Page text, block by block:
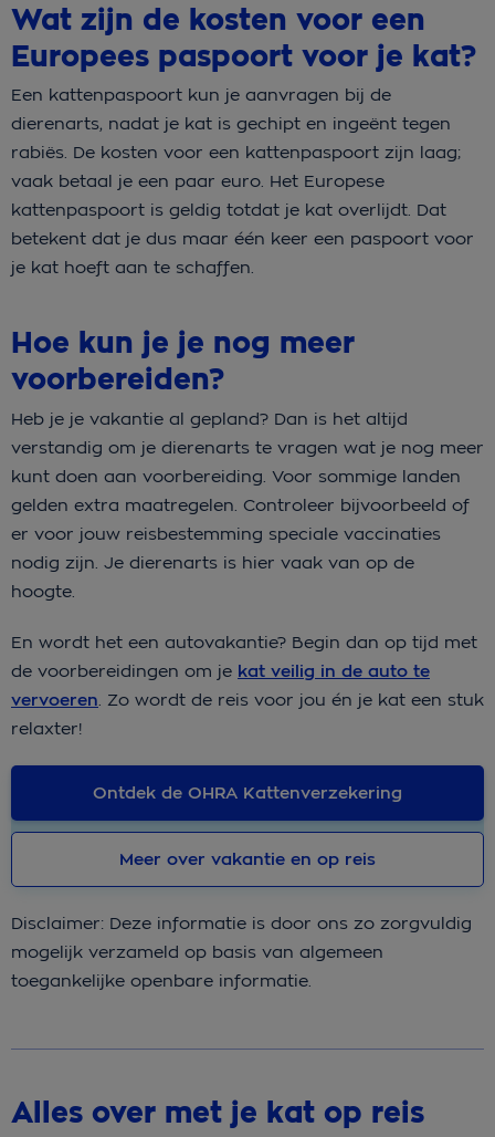
Wat zijn de kosten voor een
Europees paspoort voor je kat?
Een kattenpaspoort kun je aanvragen bij de
dierenarts, nadat je kat is gechipt en ingeënt tegen
rabiës. De kosten voor een kattenpaspoort zijn laag;
vaak betaal je een paar euro. Het Europese
kattenpaspoort is geldig totdat je kat overlijdt. Dat
betekent dat je dus maar één keer een paspoort voor
je kat hoeft aan te schaffen.
Hoe kun je je nog meer
voorbereiden?
Heb je je vakantie al gepland? Dan is het altijd
verstandig om je dierenarts te vragen wat je nog meer
kunt doen aan voorbereiding. Voor sommige landen
gelden extra maatregelen. Controleer bijvoorbeeld of
er voor jouw reisbestemming speciale vaccinaties
nodig zijn. Je dierenarts is hier vaak van op de
hoogte.
En wordt het een autovakantie? Begin dan op tijd met
de voorbereidingen om je kat veilig in de auto te
vervoeren . Zo wordt de reis voor jou én je kat een stuk
relaxter!
Ontdek de OHRA Kattenverzekering
Meer over vakantie en op reis
Disclaimer: Deze informatie is door ons zo zorgvuldig
mogelijk verzameld op basis van algemeen
toegankelijke openbare informatie.
Alles over met je kat op reis